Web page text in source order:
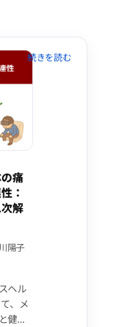
大き
様性
割
メ
慣と
係の
痛
：
解
陽子
ヘル
、メ
健康